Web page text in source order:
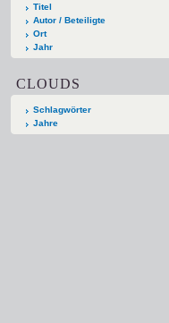
Titel
Autor / Beteiligte
Ort
Jahr
CLOUDS
Schlagwörter
Jahre